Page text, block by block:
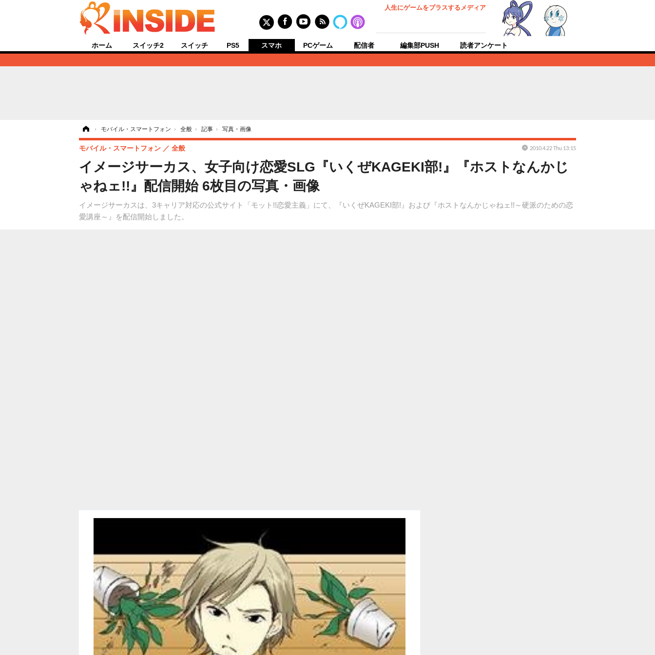
人生にゲームをプラスするメディア
ホーム スイッチ2 スイッチ PS5 スマホ PCゲーム 配信者 編集部PUSH 読者アンケート
› モバイル・スマートフォン › 全般 › 記事 › 写真・画像
イメージサーカス、女子向け恋愛SLG『いくぜKAGEKI部!』『ホストなんかじ
ゃねェ!!』配信開始 6枚目の写真・画像
イメージサーカスは、3キャリア対応の公式サイト「モット!!恋愛主義」にて、『いくぜKAGEKI部!』および『ホストなんかじゃねェ!!～硬派のための恋
愛講座～』を配信開始しました。
モバイル・スマートフォン 全般 2010.4.22 Thu 13:15